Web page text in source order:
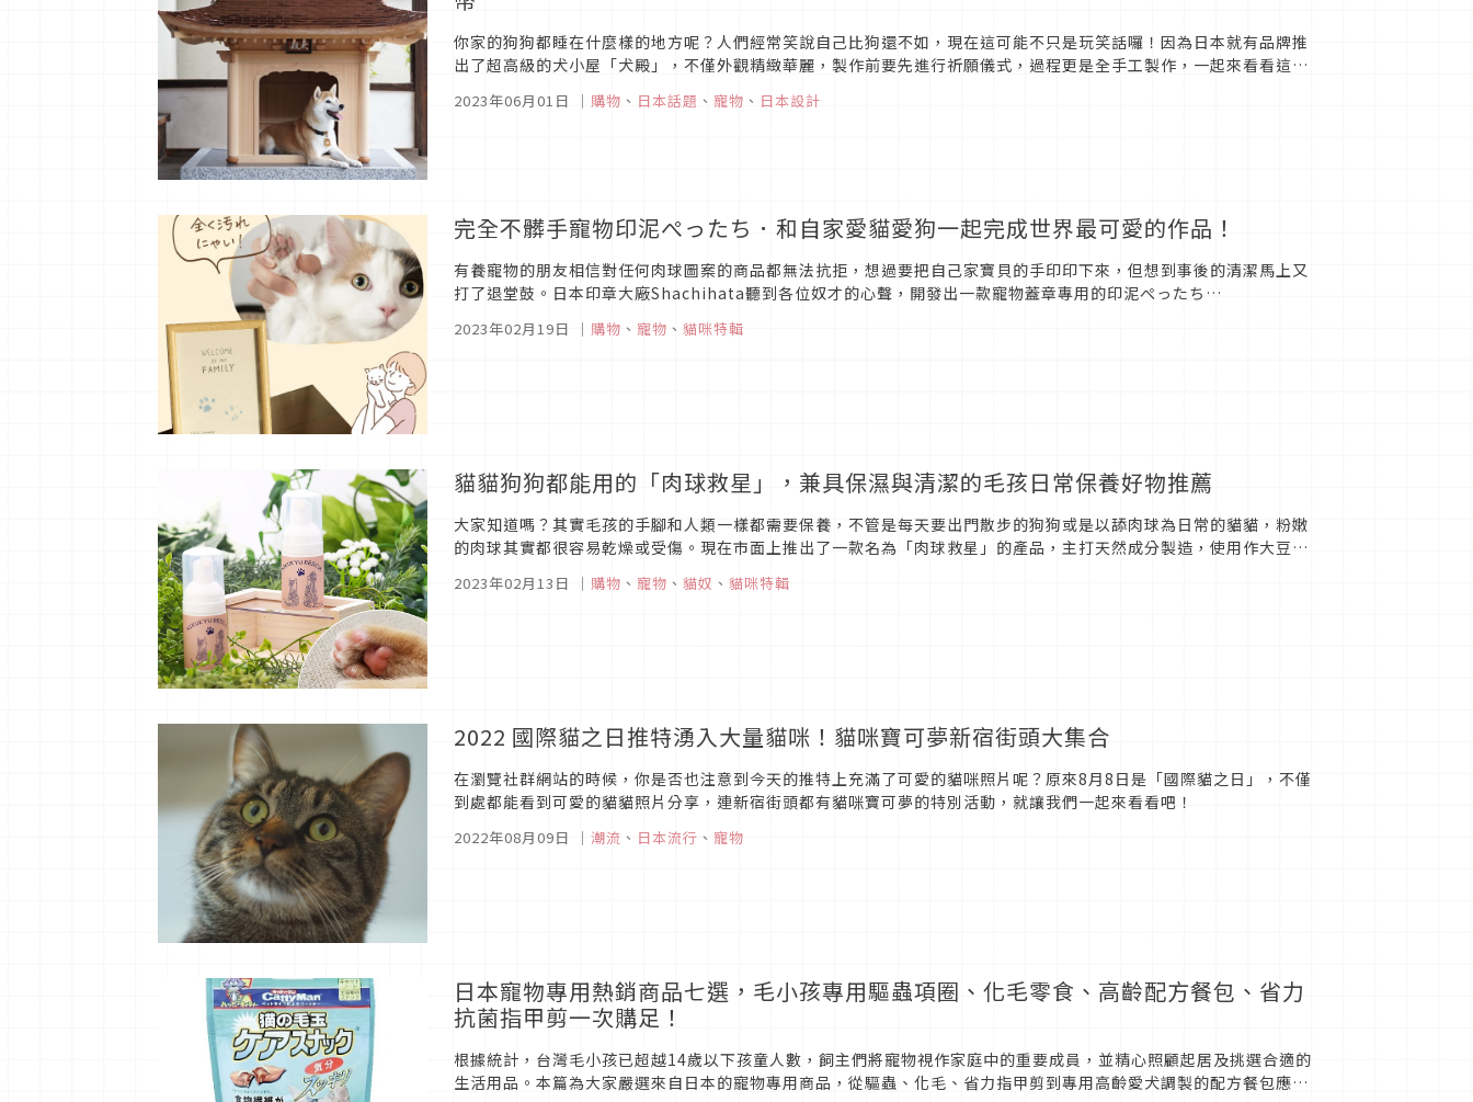
你家的狗狗都睡在什麼樣的地方呢？人們經常笑說自己比狗還不如，現在這可能不只是玩笑話囉！因為日本就有品牌推
出了超高級的犬小屋「犬殿」，不僅外觀精緻華麗，製作前要先進行祈願儀式，過程更是全手工製作，一起來看看這高
2023年06月01日 ｜ 購物 、 日本話題 、 寵物 、 日本設計
完全不髒手寵物印泥ぺったち．和自家愛貓愛狗一起完成世界最可愛的作品！
有養寵物的朋友相信對任何肉球圖案的商品都無法抗拒，想過要把自己家寶貝的手印印下來，但想到事後的清潔馬上又
打了退堂鼓。日本印章大廠Shachihata聽到各位奴才的心聲，開發出一款寵物蓋章專用的印泥ぺったち
（Petachi），才在Makuake募資網上架2小時立刻達到募標金額50萬日圓，三天後就破千人...
2023年02月19日 ｜ 購物 、 寵物 、 貓咪特輯
貓貓狗狗都能用的「肉球救星」，兼具保濕與清潔的毛孩日常保養好物推薦
大家知道嗎？其實毛孩的手腳和人類一樣都需要保養，不管是每天要出門散步的狗狗或是以舔肉球為日常的貓貓，粉嫩
的肉球其實都很容易乾燥或受傷。現在市面上推出了一款名為「肉球救星」的產品，主打天然成分製造，使用作大豆為
主原料，溫和的泡沫可同時達到清潔、抗菌與保濕的功能，而且「肉球救星」不含酒精不添加介面活性劑...
2023年02月13日 ｜ 購物 、 寵物 、 貓奴 、 貓咪特輯
2022 國際貓之日推特湧入大量貓咪！貓咪寶可夢新宿街頭大集合
在瀏覽社群網站的時候，你是否也注意到今天的推特上充滿了可愛的貓咪照片呢？原來8月8日是「國際貓之日」，不僅
到處都能看到可愛的貓貓照片分享，連新宿街頭都有貓咪寶可夢的特別活動，就讓我們一起來看看吧！
2022年08月09日 ｜ 潮流 、 日本流行 、 寵物
日本寵物專用熱銷商品七選，毛小孩專用驅蟲項圈、化毛零食、高齡配方餐包、省力
抗菌指甲剪一次購足！
根據統計，台灣毛小孩已超越14歲以下孩童人數，飼主們將寵物視作家庭中的重要成員，並精心照顧起居及挑選合適的
生活用品。本篇為大家嚴選來自日本的寵物專用商品，從驅蟲、化毛、省力指甲剪到專用高齡愛犬調製的配方餐包應有